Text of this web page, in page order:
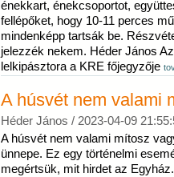
énekkart, énekcsoportot,
fellépőket, hogy 10-11 perces
mindenképp tartsák be.
jelezzék nekem. Héder János
lelkipásztora a KRE főjegyzője
A húsvét nem valami
Héder János / 2023-04-09
A húsvét nem valami mítosz
ünnepe. Ez egy történelmi
megértsük, mit hirdet az